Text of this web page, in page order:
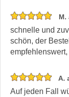
M.
schnelle und
schön, der
A.
Auf jeden Fall